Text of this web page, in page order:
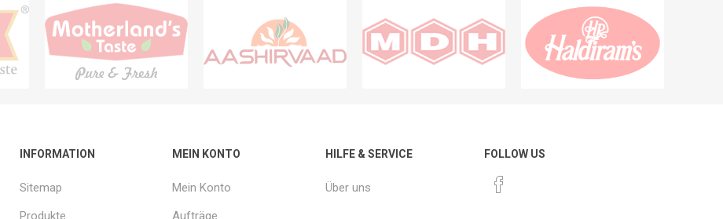
INFORMATION
Sitemap
Produkte
MEIN KONTO
Mein Konto
Aufträge
HILFE & SERVICE
Über uns
FOLLOW US